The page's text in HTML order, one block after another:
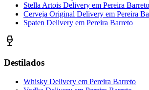
Stella Artois Delivery em Pereira Barreto
Cerveja Original Delivery em Pereira
Spaten Delivery em Pereira Barreto
Destilados
Whisky Delivery em Pereira Barreto